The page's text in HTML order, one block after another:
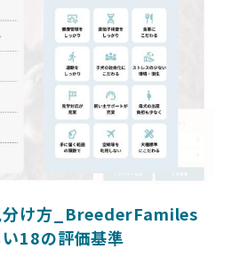
い情報と安心して選べる場所を提
。BreederFamiliesでは、ワンち
「優良ブリーダー」のみを独自の
評価基準や評価結果をオープンに
消費者の皆様が安心して子犬やブ
えています。
しい情報をもとに優良ブリーダー
んを家族のように愛する優良ブリ
「悪徳ブリーダー」が自然と淘汰
す。目の前の子犬だけでなく、親
いきたいと考えています。
分け方_BreederFamiles
18の評価基準